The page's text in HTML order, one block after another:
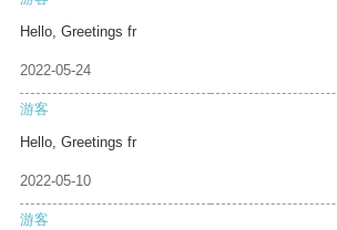
Hello, Greetings fr
2022-05-24
游客
Hello, Greetings fr
2022-05-10
游客